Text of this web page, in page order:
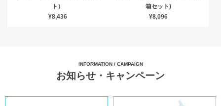
ト）
¥8,436
箱セット)
¥8,096
INFORMATION / CAMPAIGN
お知らせ・キャンペーン